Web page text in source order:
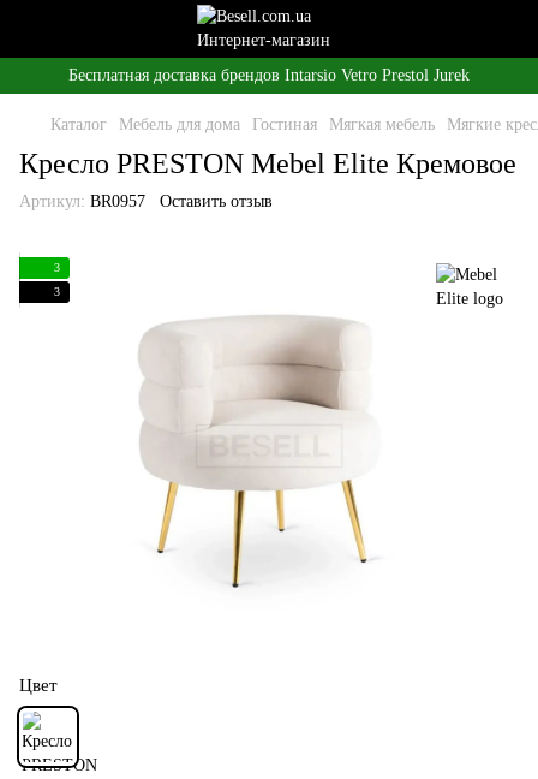
Бесплатная доставка брендов Intarsio Vetro Prestol Jurek
Каталог Мебель для дома Гостиная Мягкая мебель Мягкие
Кресло PRESTON Mebel Elite Кремовое
Артикул: BR0957 Оставить отзыв
3
3
Цвет